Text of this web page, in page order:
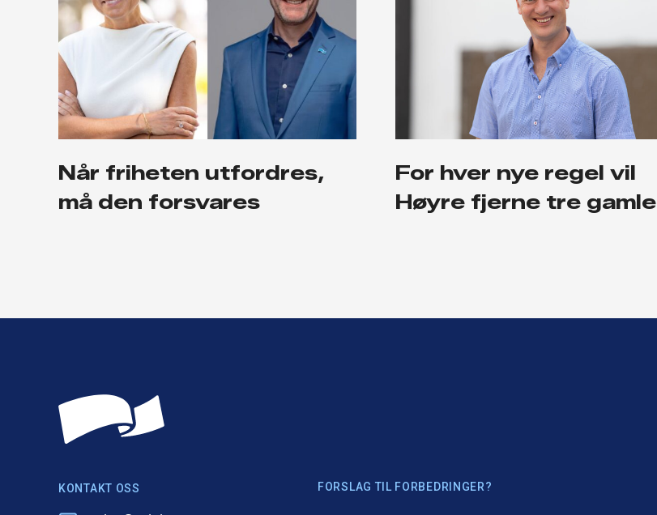
Når friheten utfordres,
må den forsvares
For hver nye regel vil
Høyre fjerne tre gamle
KONTAKT OSS FORSLAG TIL FORBEDRINGER?